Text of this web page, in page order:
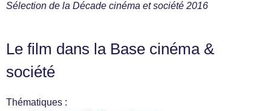
Sélection de la Décade cinéma et société 2016
Le film dans la Base cinéma &
société
Thématiques :